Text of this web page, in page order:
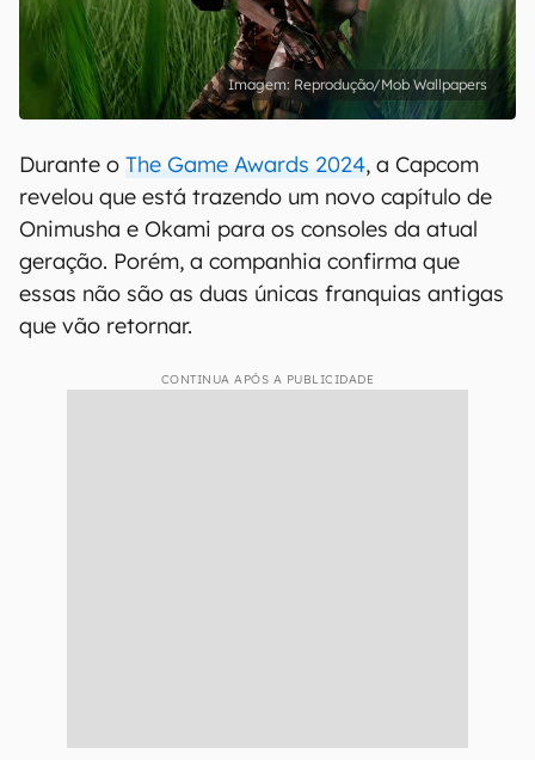
Reprodução/Mob Wallpapers
Durante o The Game Awards 2024, a Capcom
revelou que está trazendo um novo capítulo de
Onimusha e Okami para os consoles da atual
geração. Porém, a companhia confirma que
essas não são as duas únicas franquias antigas
que vão retornar.
CONTINUA APÓS A PUBLICIDADE